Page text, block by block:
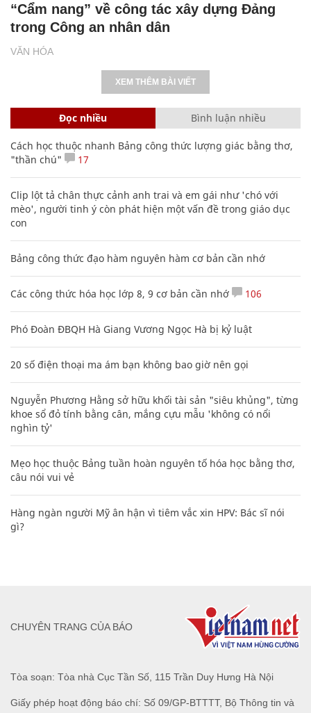
VĂN HÓA
“Cẩm nang” về công tác xây dựng Đảng
trong Công an nhân dân
XEM THÊM BÀI VIẾT
Đọc nhiều Bình luận nhiều
Cách học thuộc nhanh Bảng công thức lượng giác bằng thơ,
"thần chú"
17
Clip lột tả chân thực cảnh anh trai và em gái như 'chó với
mèo', người tinh ý còn phát hiện một vấn đề trong giáo dục
con
Bảng công thức đạo hàm nguyên hàm cơ bản cần nhớ
Các công thức hóa học lớp 8, 9 cơ bản cần nhớ 106
Phó Đoàn ĐBQH Hà Giang Vương Ngọc Hà bị kỷ luật
20 số điện thoại ma ám bạn không bao giờ nên gọi
Nguyễn Phương Hằng sở hữu khối tài sản "siêu khủng", từng
khoe sổ đỏ tính bằng cân, mắng cựu mẫu 'không có nổi
nghìn tỷ'
Mẹo học thuộc Bảng tuần hoàn nguyên tố hóa học bằng thơ,
câu nói vui vẻ
Hàng ngàn người Mỹ ân hận vì tiêm vắc xin HPV: Bác sĩ nói
gì?
Tòa soạn: Tòa nhà Cục Tần Số, 115 Trần Duy Hưng Hà Nội
Giấy phép hoạt động báo chí: Số 09/GP-BTTTT, Bộ Thông tin và
CHUYÊN TRANG CỦA BÁO